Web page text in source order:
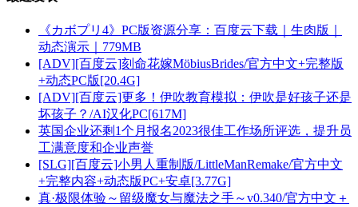
《カボプリ4》PC版资源分享：百度云下载｜生肉版｜
动态演示｜779MB
[ADV][百度云]刻命花嫁MöbiusBrides/官方中文+完整版
+动态PC版[20.4G]
[ADV][百度云]更多！伊吹教育模拟：伊吹是好孩子还是
坏孩子？/AI汉化PC[617M]
英国企业还剩1个月报名2023很佳工作场所评选，提升员
工满意度和企业声誉
[SLG][百度云]小男人重制版/LittleManRemake/官方中文
+完整内容+动态版PC+安卓[3.77G]
真·极限体验～留级魔女与魔法之手～v0.340/官方中文＋